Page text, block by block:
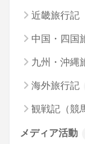
近畿旅行記
中国・四国
九州・沖縄
海外旅行記
観戦記（競
メディア活動